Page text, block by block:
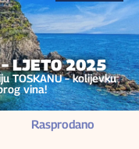
LJETO 2025
TOSKANU – kolijevku
vina!
Rasprodano